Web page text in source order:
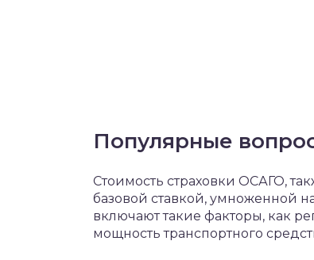
Популярные
Стоимость страховки ОСАГО,
базовой ставкой, умноженной
включают такие факторы, как
мощность транспортного